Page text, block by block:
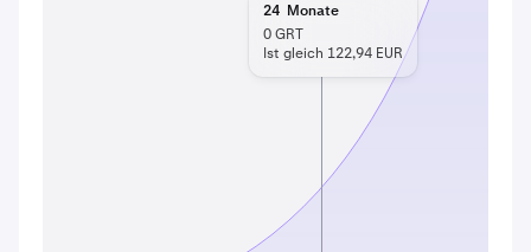
24 Monate
0GRT
Ist gleich 122,94 EUR